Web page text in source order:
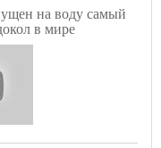
на воду самый
в мире